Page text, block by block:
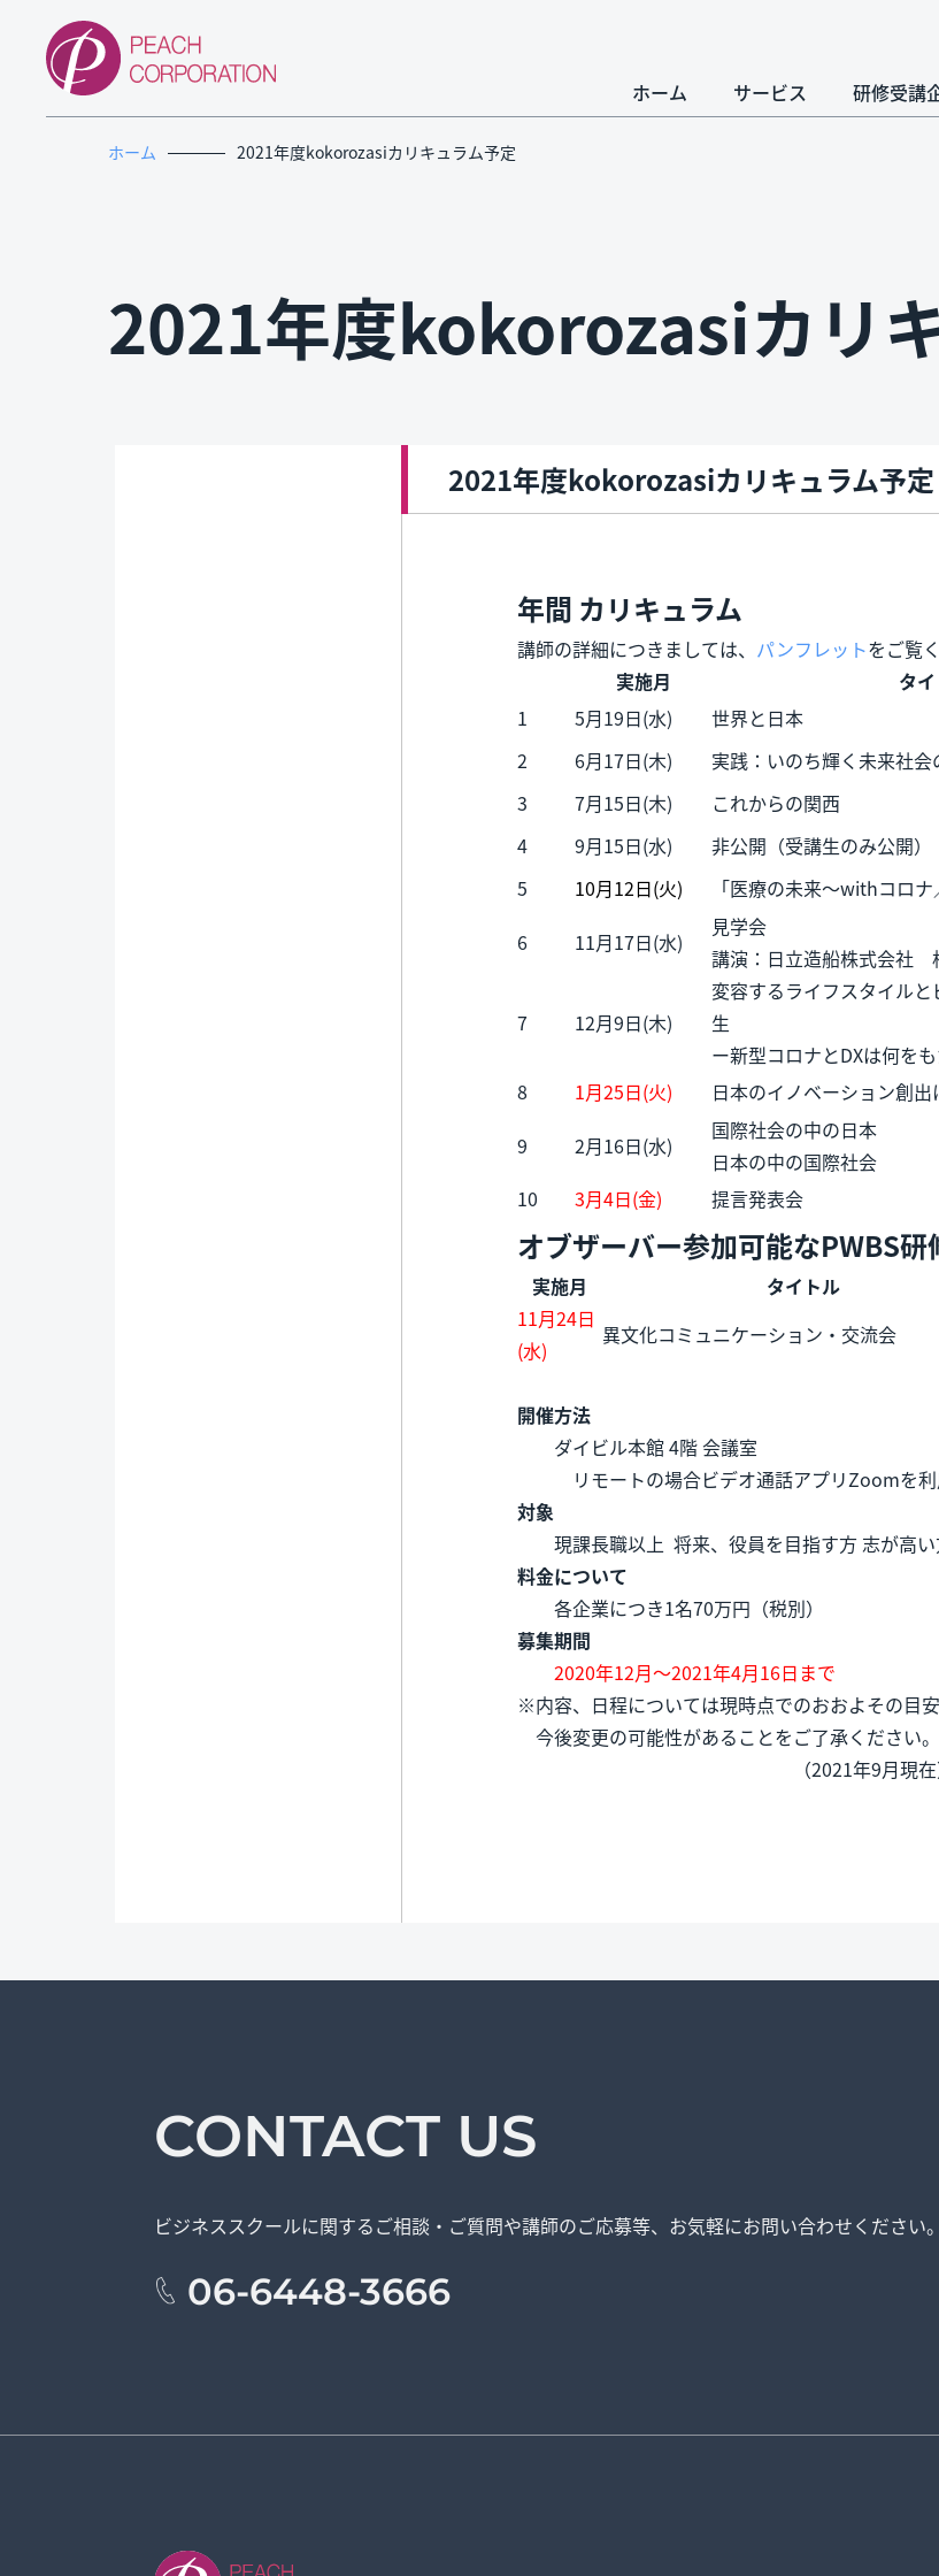
ホーム サービス 研修受講
ホーム 2021年度kokorozasiカリキュラム予定
2021年度kokorozasiカリ
2021年度kokorozasiカリキュラム予定
年間 カリキュラム
講師の詳細につきましては、 パンフレットをご覧
実施月
タ
1
5月19日(水) 世界と日本
2
6月17日(木) 実践：いのち輝く未来社会
3
7月15日(木) これからの関西
4
9月15日(水) 非公開（受講生のみ公開）
5
10月12日(火) 「医療の未来～withコロナ
6
11月17日(水)
見学会
講演：日立造船株式会社
7 12月9日(木)
変容するライフスタイル
生
ー新型コロナとDXは何を
8 1月25日(火) 日本のイノベーション創
9
2月16日(水)
国際社会の中の日本
日本の中の国際社会
10
3月4日(金) 提言発表会
オブザーバー参加可能なPWBS研
実施月 タイトル
11月24日
(水)
異文化コミュニケーション・交流会
開催方法
ダイビル本館 4階 会議室
リモートの場合ビデオ通話アプリZoomを利
対象
現課長職以上 将来、役員を目指す方 志が高
料金について
各企業につき1名70万円（税別）
募集期間
2020年12月～2021年4月16日まで
※内容、日程については現時点でのおおよその目安
今後変更の可能性があることをご了承ください。
（2021年9月現在
CONTACT US
ビジネススクールに関するご相談・ご質問や講師のご応募等、 お気軽にお問い合わせください。
06-6448-3666